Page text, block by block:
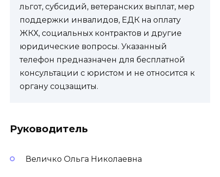
льгот, субсидий, ветеранских выплат, мер
поддержки инвалидов, ЕДК на оплату
ЖКХ, социальных контрактов и другие
юридические вопросы. Указанный
телефон предназначен для бесплатной
консультации с юристом и не относится к
органу соцзащиты.
Руководитель
Величко Ольга Николаевна